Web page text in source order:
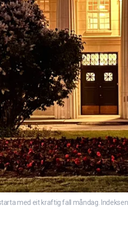
med eit kraftig fall måndag.